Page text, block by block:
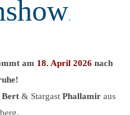
.
am 18. April 2026 nach
Bert & Stargast Phallamir aus